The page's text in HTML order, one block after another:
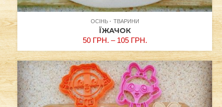
ОСІНЬ ТВАРИНИ
ЇЖАЧОК
50 ГРН. – 105 ГРН.